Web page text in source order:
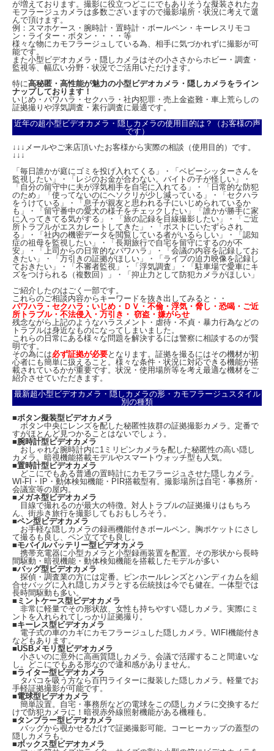
●ウェアラブルカメラ ハンズフリーのヘッドランプ型ビデオカメラ！
本機は、防雨仕様のヘッドランプ内に超小型ビデオカメラを設けたヘッドランプ型
ビデオカメラです。ヘッドランプは90度の角度調整が付いており自在にカメラ付ラ
ンプの向きを調整可能です。また、ヘッドバンドにより頭に固定されるので、ハン
ズフリーで撮影可能です。ヘッドランプを点ければもちろん暗闇でも撮影できま
す。
ヘッドランプの特性を活かして、登山やキャンプのレジャー撮影から、救援活動の
記録用に、またハンズフリーとなるので手元の作業記録にもご利用頂けます。
●驚愕のビデオ性能！フルHDで最大24時間録画！
撮影する動画は、高解像度のフルハイビジョン1080PでmicroSDカード
(MAX128GB)に記録します。大容量バッテリーにより最大で約24時間(ランプ消灯
時)の連続録画が可能です。全ランプ点灯時は約5時間、乱光ランプ点灯時は約7時
間の録画が可能です。
※録画時間は、撮影内容により多少前後します。あくまで目安としてお考え下さ
い。
※128GBmicroSDで約12時間分(明所)の動画を保存します。24時間録画する場合
は、128GBのmicroSDカードを2枚ご用意下さい。
● ワンタッチ録画！
録画操作は、シンプルなワンタッチ操作を採用。録画ボタンを押すだけでカメラ電
源がONになり自動的に録画がスタートします。
●高輝度LED採用のヘッドランプ！
ヘッドランプは、軽登山やキャンプから本格的な登山にも対応できるように、最大
約100ルーメンの全ランプ点灯モードと広範囲を照らす乱光モードでの照射が可能
な高輝度LEDを搭載しております。
が増えております。撮影に役立つどこにでもありそうな擬装されたカ
モフラージュカメラは多数ございますので撮影場所・状況に考えて選
んで頂けます。
例：スマホケース・腕時計・置時計・ボールペン・キーレスリモコ
ン・ライター・ボタン・・・・等
様々な物にカモフラージュしている為、相手に気づかれずに撮影が可
能です。
また小型ビデオカメラ・隠しカメラはその小ささからホビー・調査・
監視等、幅広い分野・状況でご活用いただけます。
特に高秘匿・高性能が魅力の小型ビデオカメラ・隠しカメラをライン
ナップしております！
いじめ・パワハラ・セクハラ・社内犯罪・売上金盗難・車上荒らしの
証拠撮りや浮気調査・素行調査に最適です。
近年の超小型ビデオカメラ・隠しカメラの使用目的は？（お客様の声
です）
↓↓↓メールやご来店頂いたお客様から実際の相談（使用目的）です。
↓↓↓
「毎日誰かが庭にゴミを投げ入れてくる」・「ベビーシッターさんを
監視したい」・「レジのお金が合わない。バイトの子が怪しい」・
「自分の留守中に夫が浮気相手を自宅に入れてる」・「日常的な防犯
のため」「使ってないのにヘソクリが少し減っている」・「セクハラ
をうけている」・「息子が親友と思われる子にいじめられているか
も」・「留守番中の愛犬の様子をチェックしたい」「誰かが勝手に家
に入ってきてる気がする」・「旅の記録を目線撮影したい」・「ご近
所トラブルがエスカレートしてきた」・「ポストにいたずらされ
る」・「社内の機密データを閲覧している者がいるらしい」・「認知
症の祖母を監視したい」・「長期旅行で自宅を留守にするのが不
安」・「上司からの日常的なパワハラ」・「会議の内容を記録してお
きたい」・「万引きの証拠がほしい」・「ライブの迫力映像を記録し
ておきたい」・「不審者監視」・「浮気調査」・「駐車場で愛車にキ
ズをつけられる（複数回）」・「抑止力として防犯カメラがほしい」
ご紹介したのはごく一部です。
これらのご相談内容からキーワードを抜き出してみると・・
パワハラ・セクハラ・いじめ・ＤＶ・不倫・浮気・脅し・恐喝・ご近
所トラブル・不法侵入・万引き・ 窃盗・嫌がらせ
残念ながら上記のようなハラスメント・虐待・不貞・暴力行為などの
トラブルは身近なものになってしまいました。
これらの日常にある様々な問題を解決するには警察に相談するのが賢
明です。
その為には必ず証拠が必要となります。証拠を撮るにはその機材が初
心者にも簡単に扱えること。様々な条件・状況に対応できる機能が搭
載されているかが重要です。状況・使用場所等を考え最適な機材をご
紹介させていただきます。
最新超小型ビデオカメラ・隠しカメラの形・カモフラージュスタイル
別の種類
■ボタン擬装型ビデオカメラ
ボタン中央にレンズを配した秘匿性抜群の証拠撮影カメラ。定番で
すがほとんど見つかることはないでしょう。
■腕時計型ビデオカメラ
おしゃれな腕時計内に1ミリピンカメラを配した秘匿性の高い隠し
カメラ。暗視機能搭載モデルやスマートウォッチ型も人気。
■置時計型ビデオカメラ
どこにでもある普通の置時計にカモフラージュさせた隠しカメラ。
WI-FI・IP・動体検知機能・PIR搭載型有。撮影場所は自宅・事務所・
会議室等の屋内。
■ メガネ型ビデオカメラ
目線で撮れるのが最大の特徴。対人トラブルの証拠撮りはもちろ
ん、街歩き旅行を撮影してもおもしろそう。
■ペン型ビデオカメラ
お手軽な隠しカメラの録画機能付きボールペン。胸ポケットにさし
て撮るも良し、ペン立てでも良し。
■モバイルバッテリー型ビデオカメラ
携帯充電器に小型カメラと小型録画装置を配置。その形状から長時
間駆動・暗視機能・動体検知機能を搭載したモデルが多い
■バッグ型ビデオカメラ
探偵・調査業の方には定番。ピンホールレンズとハンディカムを組
合せバッグに入れ隠しカメラとする伝統技は今でも健在。一体型では
長時間駆動も多い。
■ ミントケース型ビデオカメラ
非常に軽量でその形状故、女性も持ちやすい隠しカメラ。実際にミ
ントを入れられてしっかり証拠撮り。
■キーレス型ビデオカメラ
電子式の車のカギにカモフラージュした隠しカメラ。WIFI機能付き
などもあります。
■USBメモリ型ビデオカメラ
小さいのに意外に高画質隠しカメラ。会議で活躍すること間違いな
し。どこにでもある形なので違和感がありません。
■ライター型ビデオカメラ
タバコを吸う方なら百円ライターに擬装した隠しカメラ。軽量でお
手軽証拠撮影が可能です。
■電球型ビデオカメラ
簡単設置。自宅・事務所などの電球をこの隠しカメラに交換するだ
けで防犯カメラに！暗視赤外線照射機能がある機種も。
■タンブラー型ビデオカメラ
バッグから覗かせるだけで証拠撮影可能。コーヒーカップの蓋型の
隠しカメラも。
■ボックス型ビデオカメラ